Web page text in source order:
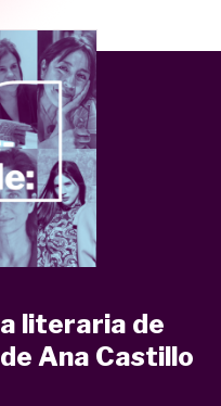
literaria de
Ana Castillo